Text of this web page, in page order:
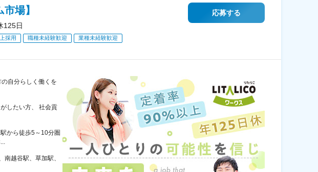
場】
125日
採用 職種未経験歓迎 業種未経験歓迎
応募する
自分らしく働くを
したい方、 社会貢
から徒歩5～10分圏
越谷駅、草加駅、